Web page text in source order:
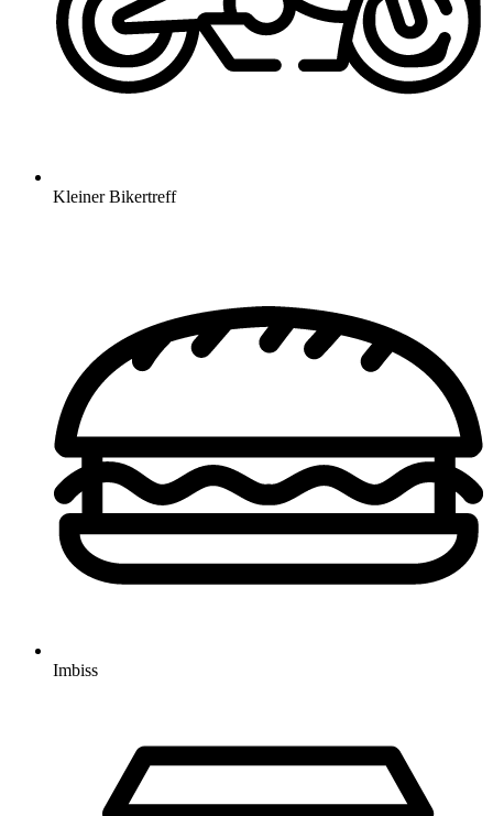
Kleiner Bikertreff
Imbiss